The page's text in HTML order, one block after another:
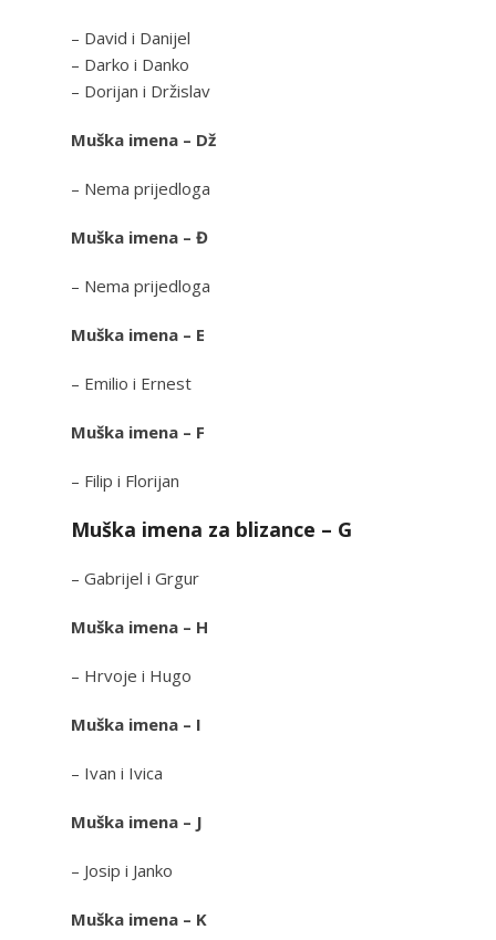
– David i Danijel
– Darko i Danko
– Dorijan i Držislav
Muška imena – Dž
– Nema prijedloga
Muška imena – Đ
– Nema prijedloga
Muška imena – E
– Emilio i Ernest
Muška imena – F
– Filip i Florijan
Muška imena za blizance – G
– Gabrijel i Grgur
Muška imena – H
– Hrvoje i Hugo
Muška imena – I
– Ivan i Ivica
Muška imena – J
– Josip i Janko
Muška imena – K